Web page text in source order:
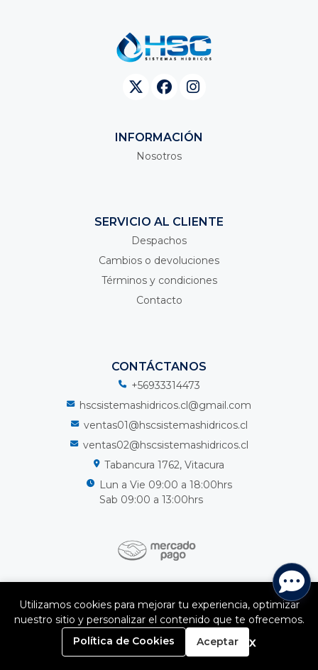
INFORMACIÓN
Nosotros
SERVICIO AL CLIENTE
Despachos
Cambios o devoluciones
Términos y condiciones
Contacto
CONTÁCTANOS
+56933314473
hscsistemashidricos.cl@gmail.com
ventas01@hscsistemashidricos.cl
ventas02@hscsistemashidricos.cl
Tabancura 1762, Vitacura
Lun a Vie 09:00 a 18:00hrs
Sab 09:00 a 13:00hrs
HSC Sistemas Hidricos Spa © 2026
¿Te gusta mi tienda? Yo vendo conBsale
0
Utilizamos cookies para mejorar tu experiencia, optimizar
nuestro sitio y personalizar el contenido que te ofrecemos.
Política de Cookies
Aceptar x